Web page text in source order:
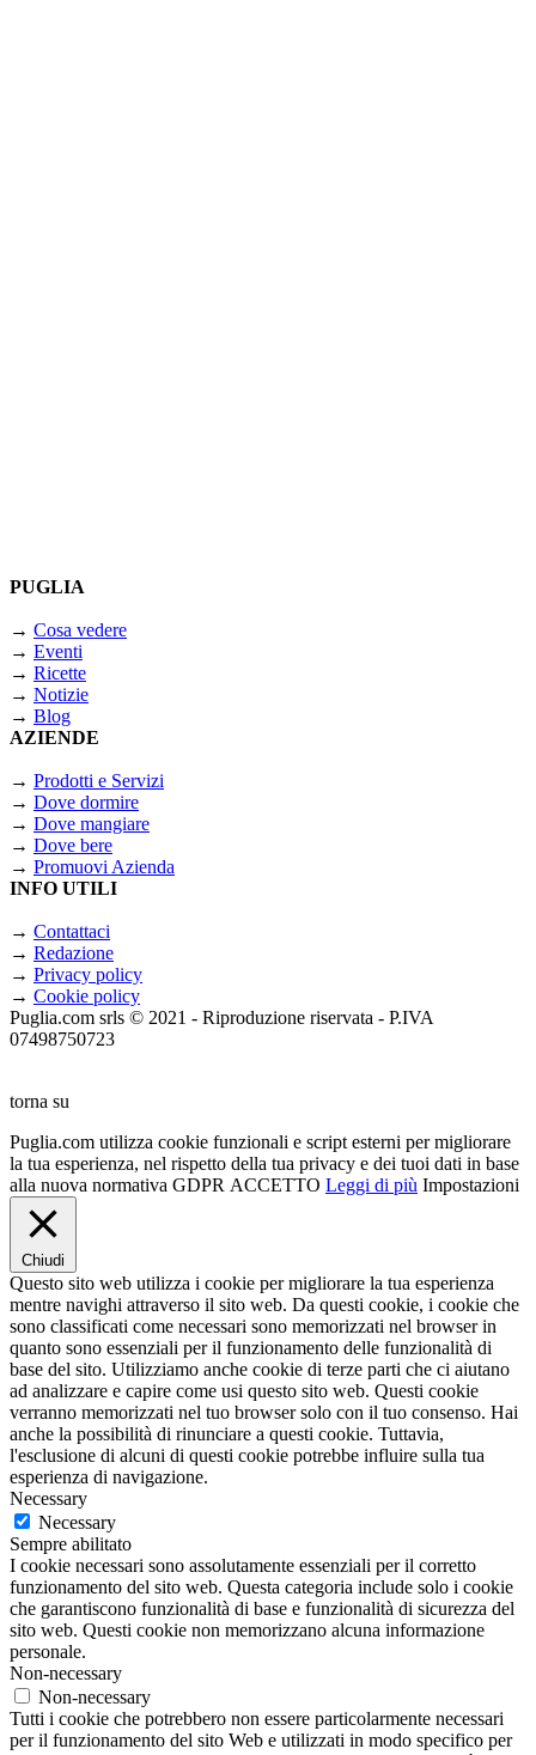
PUGLIA
→ Cosa vedere
→ Eventi
→ Ricette
→ Notizie
→ Blog
AZIENDE
→ Prodotti e Servizi
→ Dove dormire
→ Dove mangiare
→ Dove bere
→ Promuovi Azienda
INFO UTILI
→ Contattaci
→ Redazione
→ Privacy policy
→ Cookie policy
Puglia.com srls © 2021 - Riproduzione riservata - P.IVA
07498750723
torna su
Puglia.com utilizza cookie funzionali e script esterni per migliorare
la tua esperienza, nel rispetto della tua privacy e dei tuoi dati in base
alla nuova normativa GDPR ACCETTO Leggi di più Impostazioni
Chiudi
Questo sito web utilizza i cookie per migliorare la tua esperienza
mentre navighi attraverso il sito web. Da questi cookie, i cookie che
sono classificati come necessari sono memorizzati nel browser in
quanto sono essenziali per il funzionamento delle funzionalità di
base del sito. Utilizziamo anche cookie di terze parti che ci aiutano
ad analizzare e capire come usi questo sito web. Questi cookie
verranno memorizzati nel tuo browser solo con il tuo consenso. Hai
anche la possibilità di rinunciare a questi cookie. Tuttavia,
l'esclusione di alcuni di questi cookie potrebbe influire sulla tua
esperienza di navigazione.
Necessary
Necessary
Sempre abilitato
I cookie necessari sono assolutamente essenziali per il corretto
funzionamento del sito web. Questa categoria include solo i cookie
che garantiscono funzionalità di base e funzionalità di sicurezza del
sito web. Questi cookie non memorizzano alcuna informazione
personale.
Non-necessary
Non-necessary
Tutti i cookie che potrebbero non essere particolarmente necessari
per il funzionamento del sito Web e utilizzati in modo specifico per